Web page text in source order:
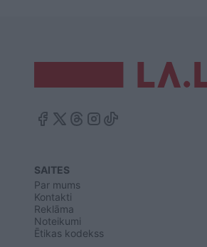
SAITES
Par mums
Kontakti
Reklāma
Noteikumi
Ētikas kodekss